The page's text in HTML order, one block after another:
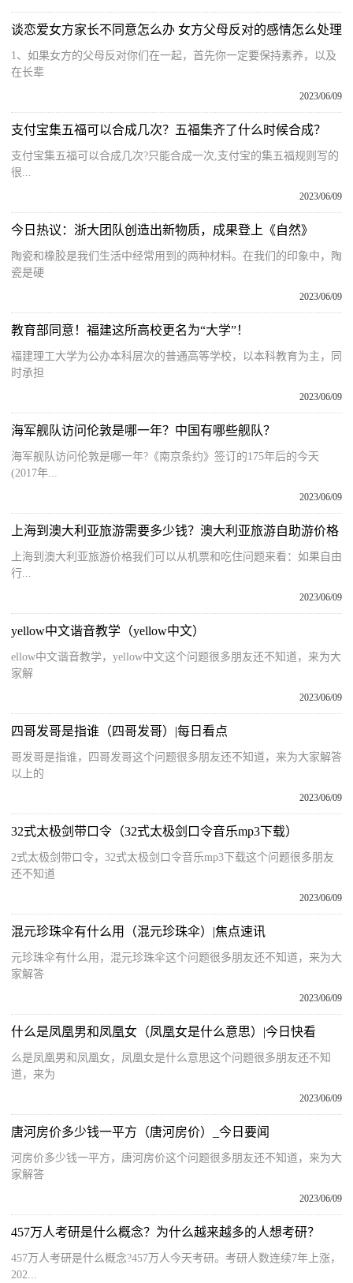
谈恋爱女方家长不同意怎么办 女方父母反对的感情怎么处理
1、如果女方的父母反对你们在一起，首先你一定要保持素养，以及
在长辈
2023/06/09
支付宝集五福可以合成几次？五福集齐了什么时候合成？
支付宝集五福可以合成几次?只能合成一次,支付宝的集五福规则写的
很...
2023/06/09
今日热议：浙大团队创造出新物质，成果登上《自然》
陶瓷和橡胶是我们生活中经常用到的两种材料。在我们的印象中，陶
瓷是硬
2023/06/09
教育部同意！福建这所高校更名为“大学”！
福建理工大学为公办本科层次的普通高等学校，以本科教育为主，同
时承担
2023/06/09
海军舰队访问伦敦是哪一年？中国有哪些舰队？
海军舰队访问伦敦是哪一年?《南京条约》签订的175年后的今天
(2017年...
2023/06/09
上海到澳大利亚旅游需要多少钱？澳大利亚旅游自助游价格
上海到澳大利亚旅游价格我们可以从机票和吃住问题来看：如果自由
行...
2023/06/09
yellow中文谐音教学（yellow中文）
ellow中文谐音教学，yellow中文这个问题很多朋友还不知道，来为大
家解
2023/06/09
四哥发哥是指谁（四哥发哥）|每日看点
哥发哥是指谁，四哥发哥这个问题很多朋友还不知道，来为大家解答
以上的
2023/06/09
32式太极剑带口令（32式太极剑口令音乐mp3下载）
2式太极剑带口令，32式太极剑口令音乐mp3下载这个问题很多朋友
还不知道
2023/06/09
混元珍珠伞有什么用（混元珍珠伞）|焦点速讯
元珍珠伞有什么用，混元珍珠伞这个问题很多朋友还不知道，来为大
家解答
2023/06/09
什么是凤凰男和凤凰女（凤凰女是什么意思）|今日快看
么是凤凰男和凤凰女，凤凰女是什么意思这个问题很多朋友还不知
道，来为
2023/06/09
唐河房价多少钱一平方（唐河房价）_今日要闻
河房价多少钱一平方，唐河房价这个问题很多朋友还不知道，来为大
家解答
2023/06/09
457万人考研是什么概念？为什么越来越多的人想考研？
457万人考研是什么概念?457万人今天考研。考研人数连续7年上涨，
202...